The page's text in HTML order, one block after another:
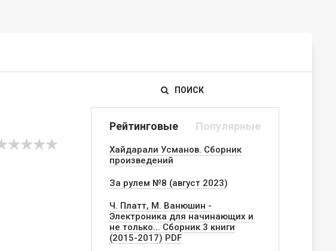
ПОИСК
Рейтинговые Популярные
Хайдарали Усманов. Сборник
произведений
За рулем №8 (август 2023)
Ч. Платт, М. Ванюшин -
Электроника для начинающих и
не только... Сборник 3 книги
(2015-2017) PDF